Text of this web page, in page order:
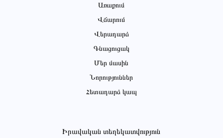
Առաքում
Վճարում
Վերադարձ
Գնացուցակ
Մեր մասին
Նորություններ
Հետադարձ կապ
Իրավական տեղեկատվություն